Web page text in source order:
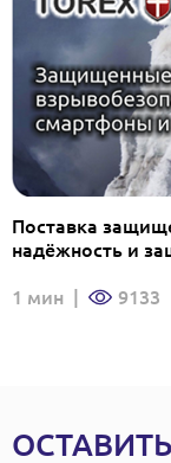
Поставка
надёжность и
1 мин 9133